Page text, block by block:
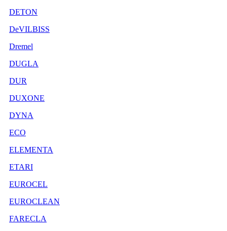
DETON
DeVILBISS
Dremel
DUGLA
DUR
DUXONE
DYNA
ECO
ELEMENTA
ETARI
EUROCEL
EUROCLEAN
FARECLA